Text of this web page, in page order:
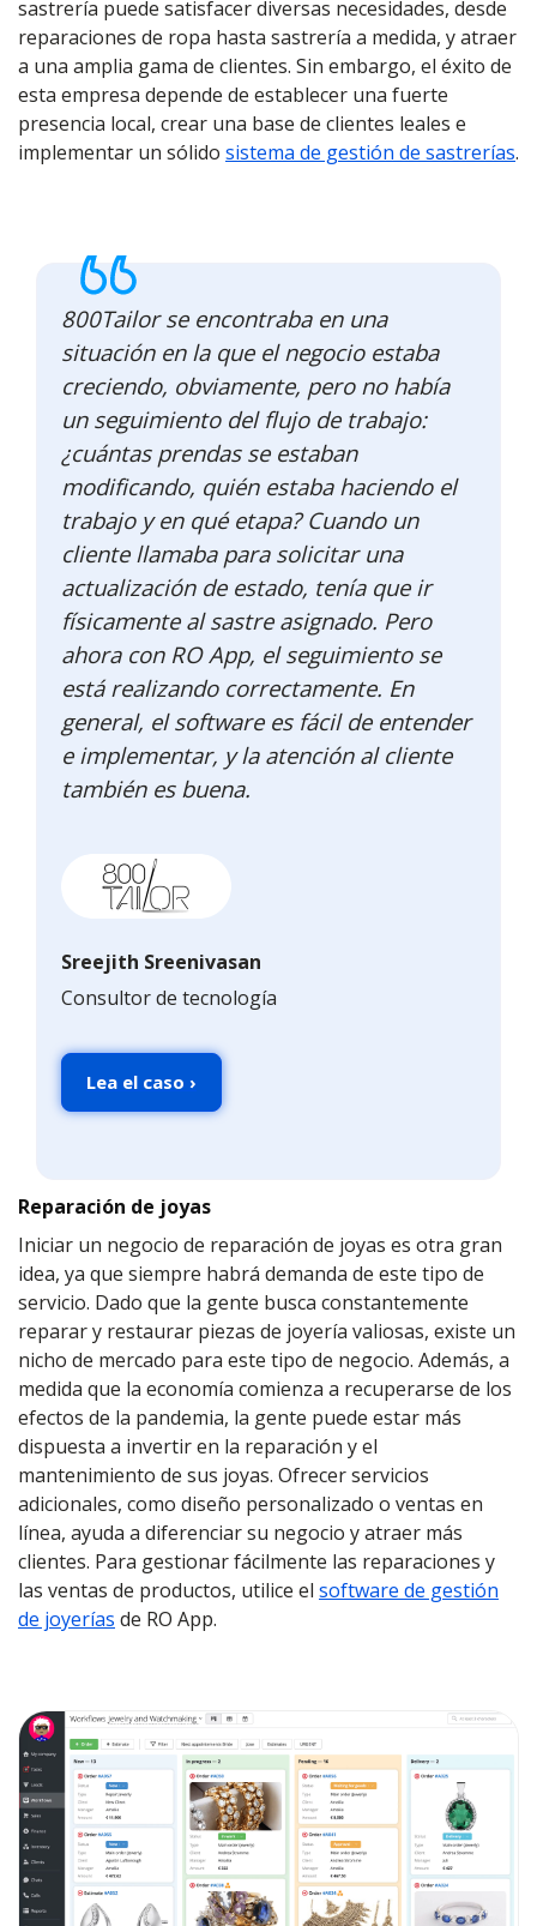
sastrería puede satisfacer diversas necesidades, desde
reparaciones de ropa hasta sastrería a medida, y atraer
a una amplia gama de clientes. Sin embargo, el éxito de
esta empresa depende de establecer una fuerte
presencia local, crear una base de clientes leales e
implementar un sólido sistema de gestión de sastrerías.
800Tailor se encontraba en una
situación en la que el negocio estaba
creciendo, obviamente, pero no había
un seguimiento del flujo de trabajo:
¿cuántas prendas se estaban
modificando, quién estaba haciendo el
trabajo y en qué etapa? Cuando un
cliente llamaba para solicitar una
actualización de estado, tenía que ir
físicamente al sastre asignado. Pero
ahora con RO App, el seguimiento se
está realizando correctamente. En
general, el software es fácil de entender
e implementar, y la atención al cliente
también es buena.
Sreejith Sreenivasan
Consultor de tecnología
Lea el caso ›
Reparación de joyas
Iniciar un negocio de reparación de joyas es otra gran
idea, ya que siempre habrá demanda de este tipo de
servicio. Dado que la gente busca constantemente
reparar y restaurar piezas de joyería valiosas, existe un
nicho de mercado para este tipo de negocio. Además, a
medida que la economía comienza a recuperarse de los
efectos de la pandemia, la gente puede estar más
dispuesta a invertir en la reparación y el
mantenimiento de sus joyas. Ofrecer servicios
adicionales, como diseño personalizado o ventas en
línea, ayuda a diferenciar su negocio y atraer más
clientes. Para gestionar fácilmente las reparaciones y
las ventas de productos, utilice el software de gestión
de joyerías de RO App.